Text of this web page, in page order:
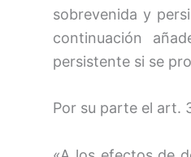
sobrevenida y
continuación
persistente si se
Por su parte el art.